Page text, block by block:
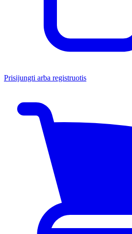
Prisijungti arba registruotis